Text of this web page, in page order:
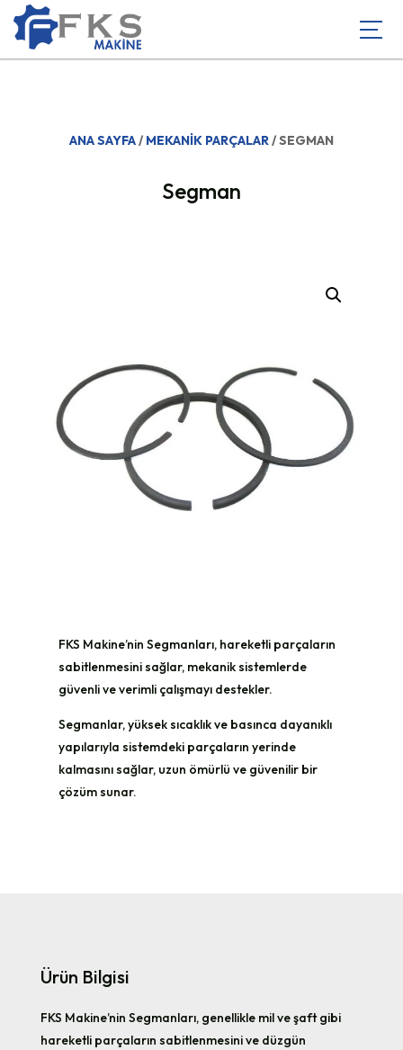
ANA SAYFA/ MEKANIK PARÇALAR/ SEGMAN
Segman
FKS Makine’nin Segmanları, hareketli parçaların
sabitlenmesini sağlar, mekanik sistemlerde
güvenli ve verimli çalışmayı destekler.
Segmanlar, yüksek sıcaklık ve basınca dayanıklı
yapılarıyla sistemdeki parçaların yerinde
kalmasını sağlar, uzun ömürlü ve güvenilir bir
çözüm sunar.
Ürün Bilgisi
FKS Makine’nin Segmanları, genellikle mil ve şaft gibi
hareketli parçaların sabitlenmesini ve düzgün